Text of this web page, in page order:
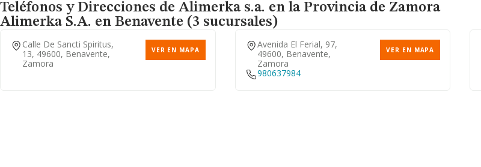
Teléfonos y Direcciones de Alimerka s.a. en la Provincia de Zamora
Alimerka S.a. en Benavente (3 sucursales)
Calle De Sancti Spiritus,
13, 49600, Benavente,
Zamora
VER EN MAPA
Avenida El Ferial, 97,
49600, Benavente,
Zamora
VER EN MAPA
980637984